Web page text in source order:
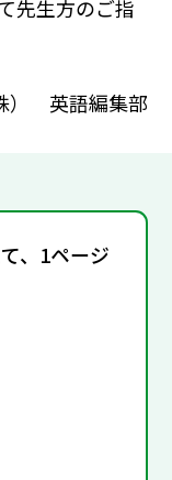
先生方のご指
） 英語編集部
、1ページ